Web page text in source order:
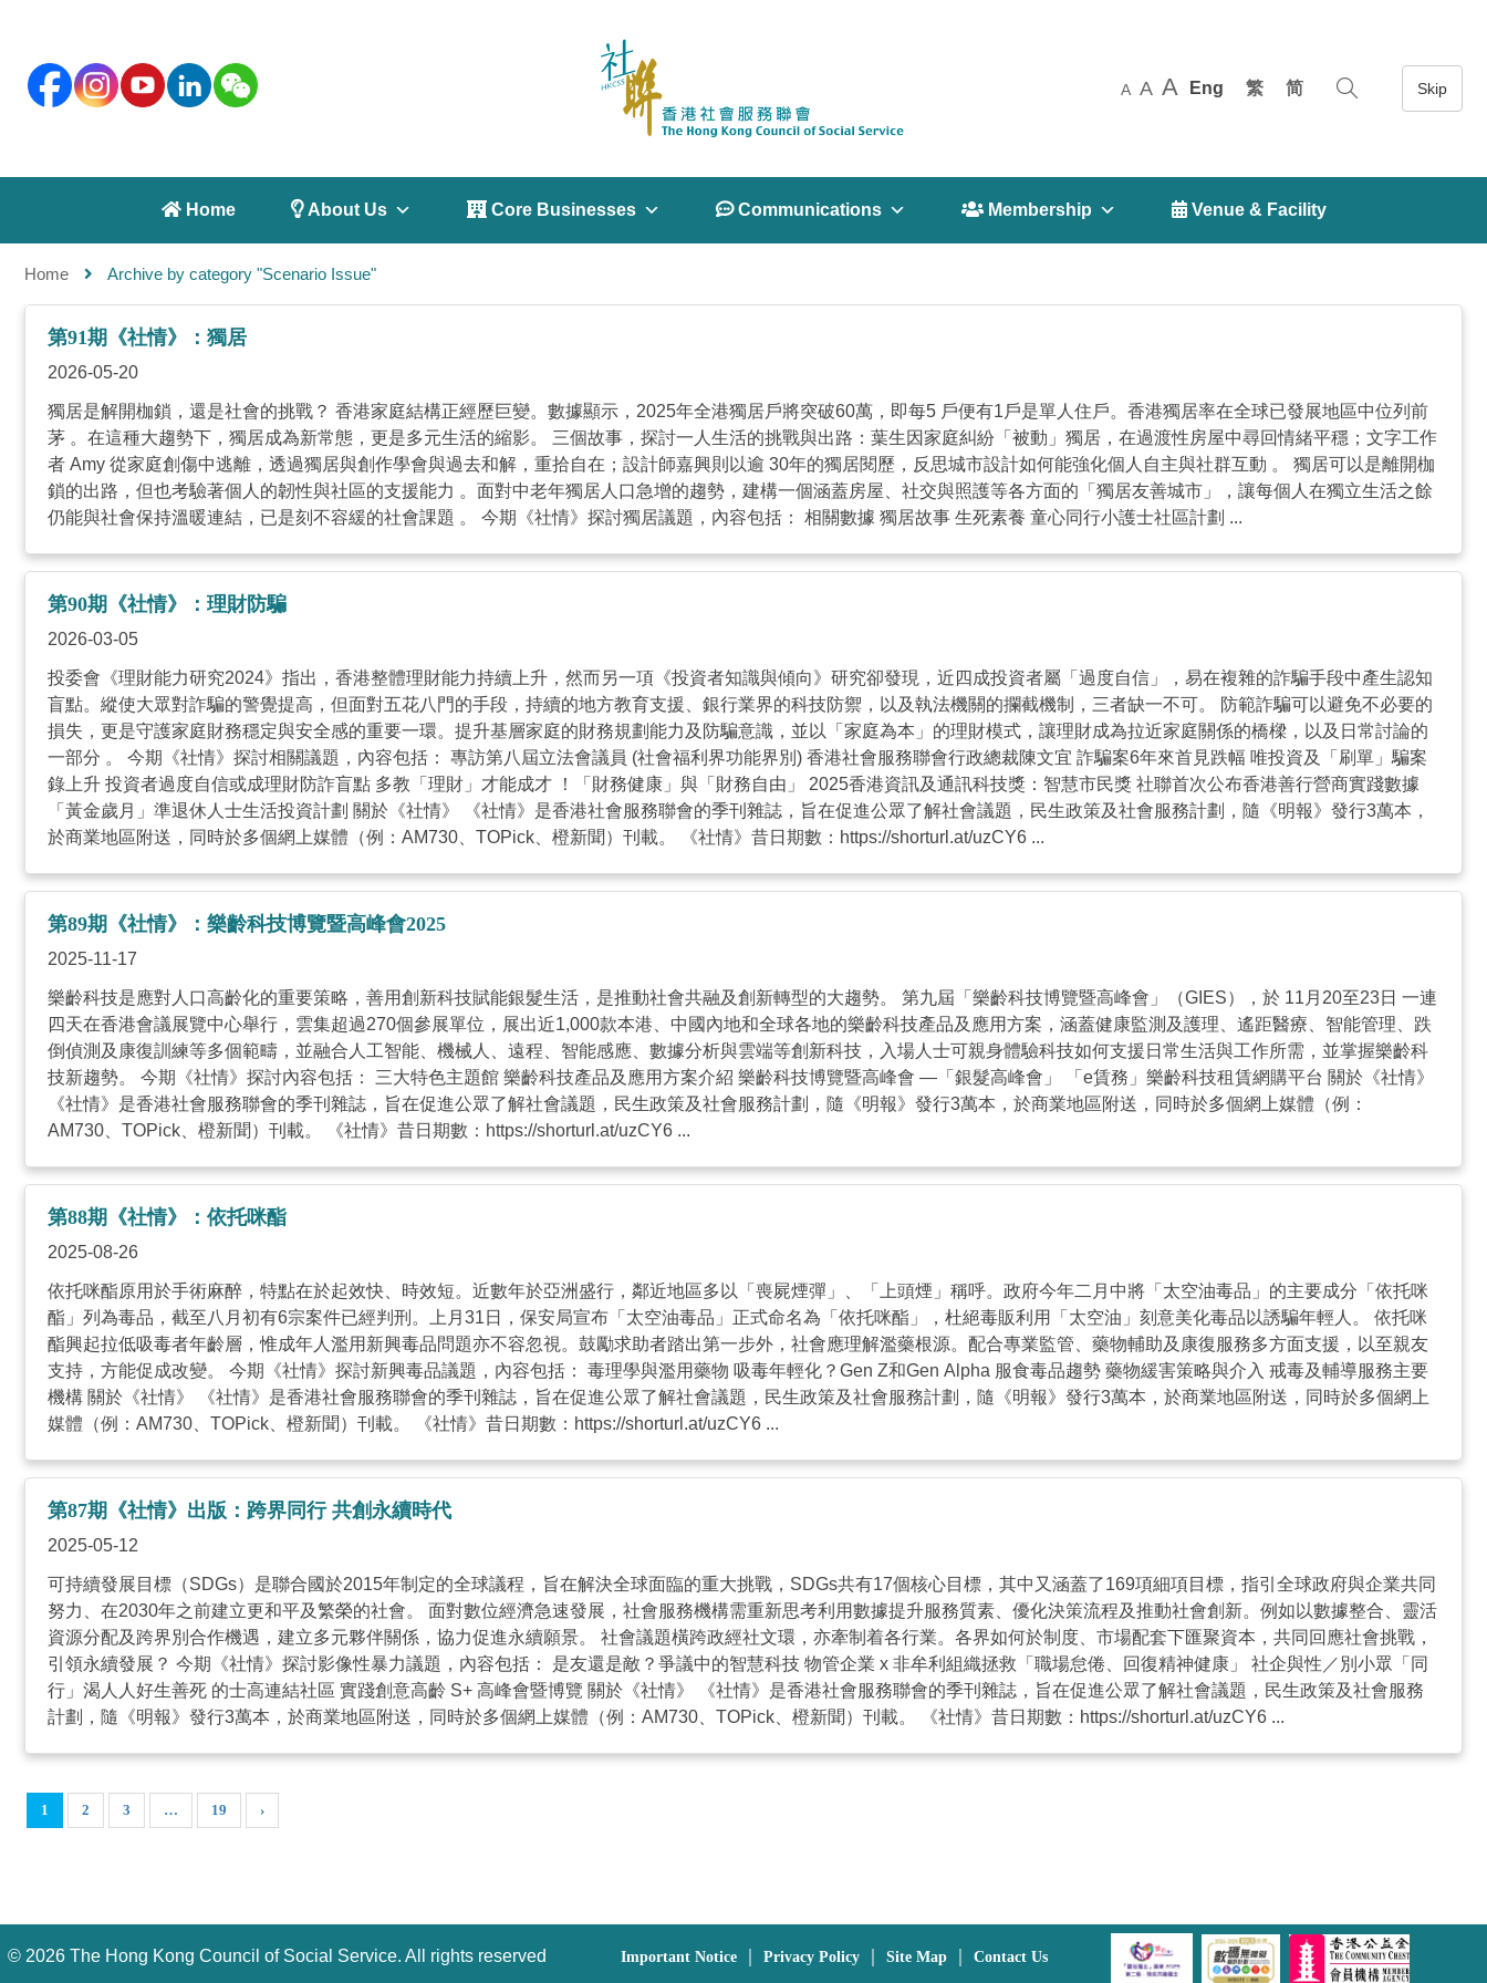
A A A Eng 繁 简
 Home  About Us  Core Businesses  Communications  Membership  Venue & Facility
Home Archive by category "Scenario Issue"
第91期《社情》：獨居
2026-05-20
獨居是解開枷鎖，還是社會的挑戰？ 香港家庭結構正經歷巨變。數據顯示，2025年全港獨居戶將突破60萬，即每5 戶便有1戶是單人住戶。香港獨居率在全球已發展地區中位列前
茅 。在這種大趨勢下，獨居成為新常態，更是多元生活的縮影。 三個故事，探討一人生活的挑戰與出路：葉生因家庭糾紛「被動」獨居，在過渡性房屋中尋回情緒平穩；文字工作
者 Amy 從家庭創傷中逃離，透過獨居與創作學會與過去和解，重拾自在；設計師嘉興則以逾 30年的獨居閱歷，反思城市設計如何能強化個人自主與社群互動 。 獨居可以是離開枷
鎖的出路，但也考驗著個人的韌性與社區的支援能力 。面對中老年獨居人口急增的趨勢，建構一個涵蓋房屋、社交與照護等各方面的「獨居友善城市」，讓每個人在獨立生活之餘
仍能與社會保持溫暖連結，已是刻不容緩的社會課題 。 今期《社情》探討獨居議題，內容包括： 相關數據 獨居故事 生死素養 童心同行小護士社區計劃 ...
第90期《社情》：理財防騙
2026-03-05
投委會《理財能力研究2024》指出，香港整體理財能力持續上升，然而另一項《投資者知識與傾向》研究卻發現，近四成投資者屬「過度自信」，易在複雜的詐騙手段中產生認知
盲點。縱使大眾對詐騙的警覺提高，但面對五花八門的手段，持續的地方教育支援、銀行業界的科技防禦，以及執法機關的攔截機制，三者缺一不可。 防範詐騙可以避免不必要的
損失，更是守護家庭財務穩定與安全感的重要一環。提升基層家庭的財務規劃能力及防騙意識，並以「家庭為本」的理財模式，讓理財成為拉近家庭關係的橋樑，以及日常討論的
一部分 。 今期《社情》探討相關議題，內容包括： 專訪第八屆立法會議員 (社會福利界功能界別) 香港社會服務聯會行政總裁陳文宜 詐騙案6年來首見跌幅 唯投資及「刷單」騙案
錄上升 投資者過度自信或成理財防詐盲點 多教「理財」才能成才 ！「財務健康」與「財務自由」 2025香港資訊及通訊科技獎：智慧市民獎 社聯首次公布香港善行營商實踐數據
「黃金歲月」準退休人士生活投資計劃 關於《社情》 《社情》是香港社會服務聯會的季刊雜誌，旨在促進公眾了解社會議題，民生政策及社會服務計劃，隨《明報》發行3萬本，
於商業地區附送，同時於多個網上媒體（例：AM730、TOPick、橙新聞）刊載。 《社情》昔日期數：https://shorturl.at/uzCY6 ...
第89期《社情》：樂齡科技博覽暨高峰會2025
2025-11-17
樂齡科技是應對人口高齡化的重要策略，善用創新科技賦能銀髮生活，是推動社會共融及創新轉型的大趨勢。 第九屆「樂齡科技博覽暨高峰會」（GIES），於 11月20至23日 一連
四天在香港會議展覽中心舉行，雲集超過270個參展單位，展出近1,000款本港、中國內地和全球各地的樂齡科技產品及應用方案，涵蓋健康監測及護理、遙距醫療、智能管理、跌
倒偵測及康復訓練等多個範疇，並融合人工智能、機械人、遠程、智能感應、數據分析與雲端等創新科技，入場人士可親身體驗科技如何支援日常生活與工作所需，並掌握樂齡科
技新趨勢。 今期《社情》探討內容包括： 三大特色主題館 樂齡科技產品及應用方案介紹 樂齡科技博覽暨高峰會 —「銀髮高峰會」 「e賃務」樂齡科技租賃網購平台 關於《社情》
《社情》是香港社會服務聯會的季刊雜誌，旨在促進公眾了解社會議題，民生政策及社會服務計劃，隨《明報》發行3萬本，於商業地區附送，同時於多個網上媒體（例：
AM730、TOPick、橙新聞）刊載。 《社情》昔日期數：https://shorturl.at/uzCY6 ...
第88期《社情》：依托咪酯
2025-08-26
依托咪酯原用於手術麻醉，特點在於起效快、時效短。近數年於亞洲盛行，鄰近地區多以「喪屍煙彈」、「上頭煙」稱呼。政府今年二月中將「太空油毒品」的主要成分「依托咪
酯」列為毒品，截至八月初有6宗案件已經判刑。上月31日，保安局宣布「太空油毒品」正式命名為「依托咪酯」，杜絕毒販利用「太空油」刻意美化毒品以誘騙年輕人。 依托咪
酯興起拉低吸毒者年齡層，惟成年人濫用新興毒品問題亦不容忽視。鼓勵求助者踏出第一步外，社會應理解濫藥根源。配合專業監管、藥物輔助及康復服務多方面支援，以至親友
支持，方能促成改變。 今期《社情》探討新興毒品議題，內容包括： 毒理學與濫用藥物 吸毒年輕化？Gen Z和Gen Alpha 服食毒品趨勢 藥物緩害策略與介入 戒毒及輔導服務主要
機構 關於《社情》 《社情》是香港社會服務聯會的季刊雜誌，旨在促進公眾了解社會議題，民生政策及社會服務計劃，隨《明報》發行3萬本，於商業地區附送，同時於多個網上
媒體（例：AM730、TOPick、橙新聞）刊載。 《社情》昔日期數：https://shorturl.at/uzCY6 ...
第87期《社情》出版：跨界同行 共創永續時代
2025-05-12
可持續發展目標（SDGs）是聯合國於2015年制定的全球議程，旨在解決全球面臨的重大挑戰，SDGs共有17個核心目標，其中又涵蓋了169項細項目標，指引全球政府與企業共同
努力、在2030年之前建立更和平及繁榮的社會。 面對數位經濟急速發展，社會服務機構需重新思考利用數據提升服務質素、優化決策流程及推動社會創新。例如以數據整合、靈活
資源分配及跨界別合作機遇，建立多元夥伴關係，協力促進永續願景。 社會議題橫跨政經社文環，亦牽制着各行業。各界如何於制度、市場配套下匯聚資本，共同回應社會挑戰，
引領永續發展？ 今期《社情》探討影像性暴力議題，內容包括： 是友還是敵？爭議中的智慧科技 物管企業 x 非牟利組織拯救「職場怠倦、回復精神健康」 社企與性／別小眾「同
行」渴人人好生善死 的士高連結社區 實踐創意高齡 S+ 高峰會暨博覽 關於《社情》 《社情》是香港社會服務聯會的季刊雜誌，旨在促進公眾了解社會議題，民生政策及社會服務
計劃，隨《明報》發行3萬本，於商業地區附送，同時於多個網上媒體（例：AM730、TOPick、橙新聞）刊載。 《社情》昔日期數：https://shorturl.at/uzCY6 ...
1 2 3 … 19 ›
© 2026 The Hong Kong Council of Social Service. All rights reserved Important Notice ｜Privacy Policy ｜Site Map ｜Contact Us